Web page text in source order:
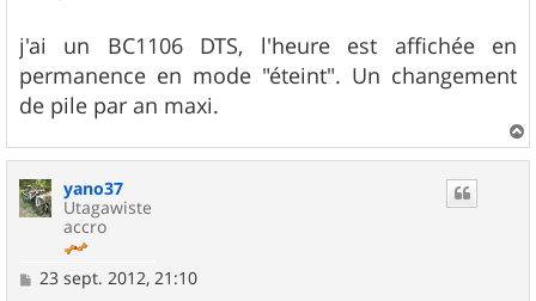
g
e
j'ai un BC1106 DTS, l'heure est affichée en
permanence en mode "éteint". Un changement
de pile par an maxi.
a
yano37
Utagawiste
accro
M
23 sept. 2012, 21:10